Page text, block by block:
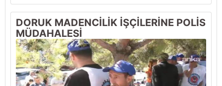
DORUK MADENCİLİK İŞÇİLERİNE POLİS
MÜDAHALESİ